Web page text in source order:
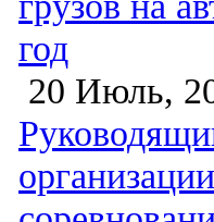
год
20 Июль,